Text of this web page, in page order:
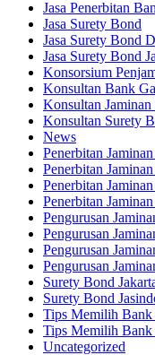
Jasa Penerbitan
Jasa Surety Bond
Jasa Surety Bond
Jasa Surety Bond
Konsorsium
Konsultan Bank
Konsultan Jaminan
Konsultan Surety
News
Penerbitan
Penerbitan
Penerbitan
Penerbitan
Pengurusan
Pengurusan
Pengurusan
Pengurusan
Surety Bond
Surety Bond
Tips Memilih Bank
Tips Memilih Bank
Uncategorized